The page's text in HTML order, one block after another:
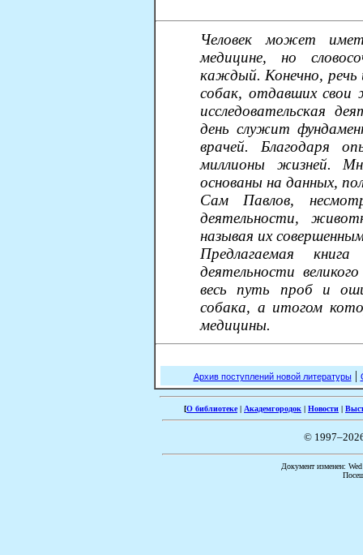
Человек может
медицине, но
каждый. Конечно, речь
собак, отдавших свои
исследовательская
день служит
врачей. Благодаря
миллионы жизней.
основаны на данных,
Сам Павлов,
деятельности,
называя их
Предлагаемая
деятельности
весь путь проб и
собака, а итогом
медицины.
Архив поступлений новой литературы|
[О библиотеке| Академгородок | Новости |
©
Документ изменен: